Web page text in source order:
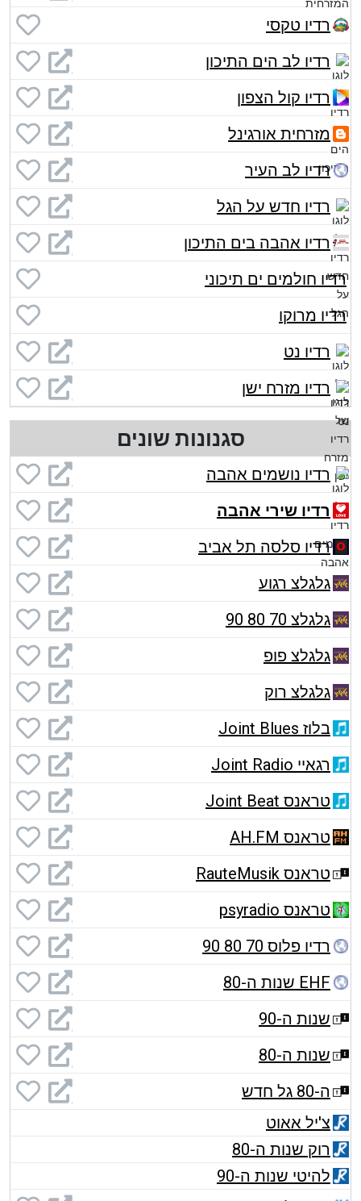
רדיו טקסי
רדיו לב הים התיכון
רדיו קול הצפון
מזרחית אורגינל
רדיו לב העיר
רדיו חדש על הגל
רדיו אהבה בים התיכון
רדיו חולמים ים תיכוני
רדיו מרוקו
רדיו נט
רדיו מזרח ישן
סגנונות שונים
רדיו נושמים אהבה
רדיו שירי אהבה
רדיו סלסה תל אביב
גלגלצ רגוע
גלגלצ 70 80 90
גלגלצ פופ
גלגלצ רוק
בלוז Joint Blues
רגאיי Joint Radio
טראנס Joint Beat
טראנס AH.FM
טראנס RauteMusik
טראנס psyradio
רדיו פלוס 70 80 90
EHF שנות ה-80
שנות ה-90
שנות ה-80
ה-80 גל חדש
צ'יל אאוט
רוק שנות ה-80
להיטי שנות ה-90